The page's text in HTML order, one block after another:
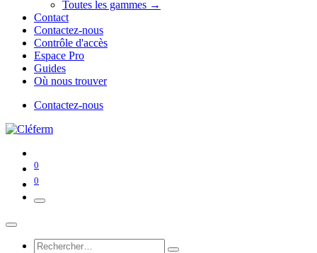
Toutes les gammes →
Contact
Contactez-nous
Contrôle d'accès
Espace Pro
Guides
Où nous trouver
Contactez-nous
0
0